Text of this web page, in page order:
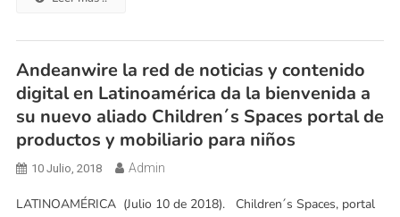
Andeanwire la red de noticias y contenido
digital en Latinoamérica da la bienvenida a
su nuevo aliado Children´s Spaces portal de
productos y mobiliario para niños
10 Julio, 2018 Admin
LATINOAMÉRICA (Julio 10 de 2018). Children´s Spaces, portal